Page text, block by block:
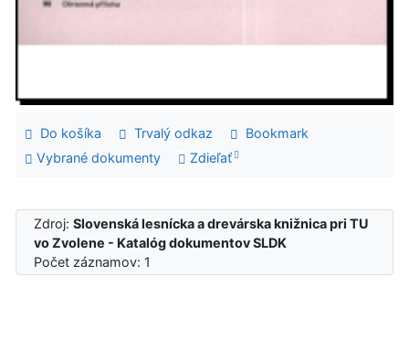
Do košíka Trvalý odkaz
Bookmark
Vybrané dokumenty
Zdieľať
Zdroj:Slovenská lesnícka a drevárska knižnica pri TU
vo Zvolene - Katalóg dokumentov SLDK
Počet záznamov: 1